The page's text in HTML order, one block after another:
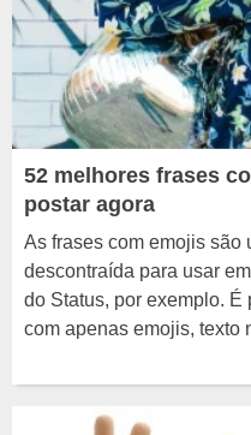
52 melhores frases
postar agora
As frases com emojis são
descontraída para usar
do Status, por exemplo.
com apenas emojis, texto